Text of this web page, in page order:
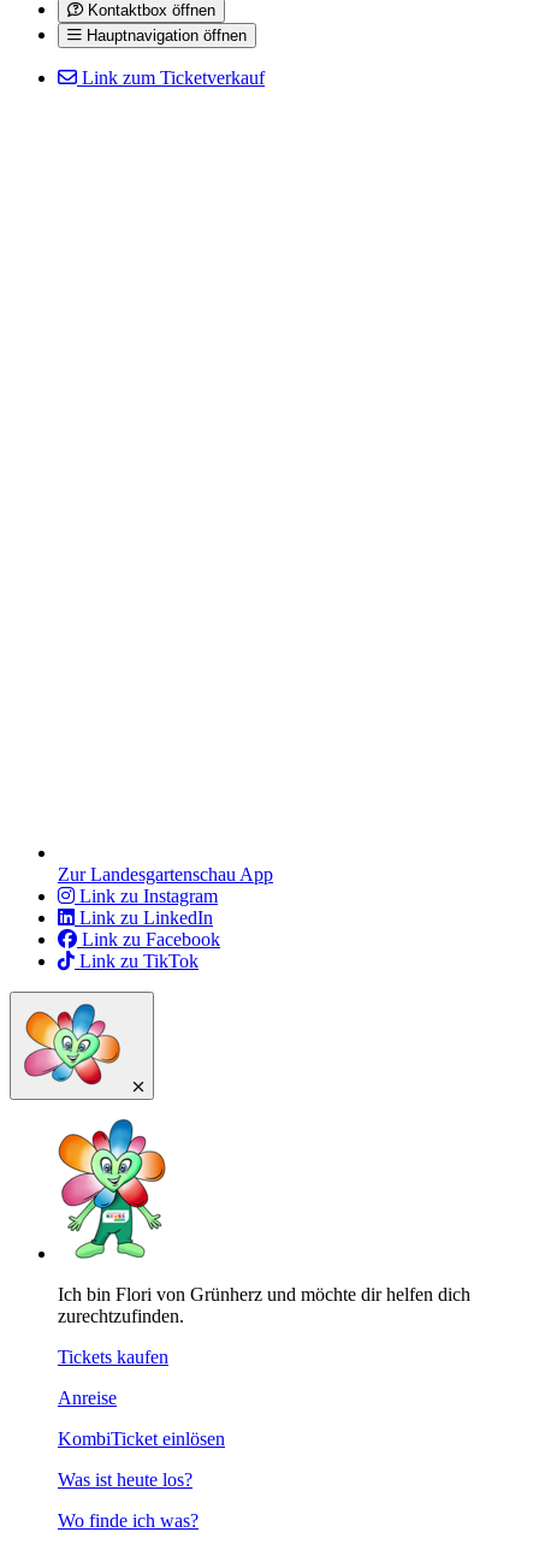
Kontaktbox öffnen
Hauptnavigation öffnen
Link zum Ticketverkauf
Zur Landesgartenschau App
Link zu Instagram
Link zu LinkedIn
Link zu Facebook
Link zu TikTok
Ich bin Flori von Grünherz und möchte dir helfen dich
zurechtzufinden.
Tickets kaufen
Anreise
KombiTicket einlösen
Was ist heute los?
Wo finde ich was?